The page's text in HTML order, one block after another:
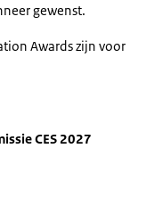
gewenst.
Awards zijn voor
CES 2027